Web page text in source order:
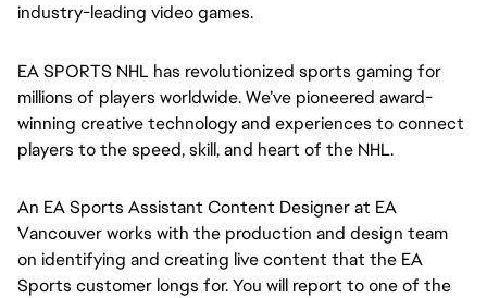
industry-leading video games.
EA SPORTS NHL has revolutionized sports gaming for
millions of players worldwide. We’ve pioneered award-
winning creative technology and experiences to connect
players to the speed, skill, and heart of the NHL.
An EA Sports Assistant Content Designer at EA
Vancouver works with the production and design team
on identifying and creating live content that the EA
Sports customer longs for. You will report to one of the